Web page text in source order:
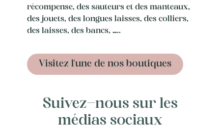
récompense, des sauteurs et des manteaux,
des jouets, des longues laisses, des colliers,
des laisses, des bancs, …..
Visitez l'une de nos boutiques
Suivez-nous sur les
médias sociaux